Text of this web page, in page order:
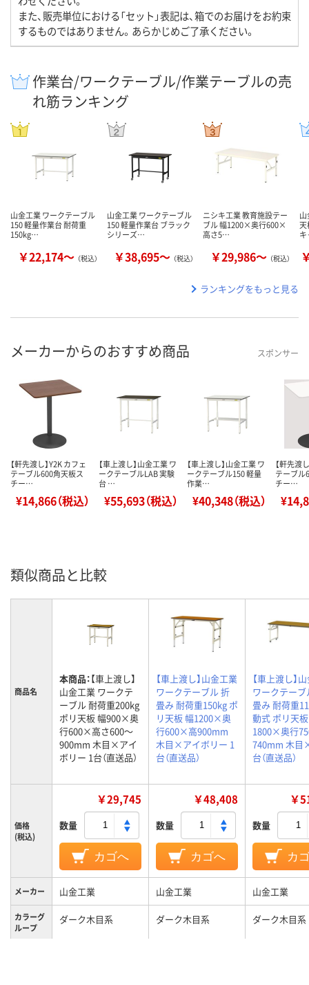
また、販売単位における「セット」表記は、箱でのお届けをお約束
するものではありません。あらかじめご了承ください。
作業台/ワークテーブル/作業テーブルの売
れ筋ランキング
山金工業 ワークテーブル
150 軽量作業台 耐荷重
150kg…
￥22,174～ （税込）
山金工業 ワークテーブル
150 軽量作業台 ブラック
シリーズ…
￥38,695～ （税込）
ニシキ工業 教育施設テー
ブル 幅1200×奥行600×
高さ5…
￥29,986～ （税込）
天
ランキングをもっと見る
メーカーからのおすすめ商品 スポンサー
【軒先渡し】Y2K カフェ
テーブル600角天板ス
チー…
¥14,866（税込）
【車上渡し】山金工業 ワ
ークテーブルLAB 実験
台 …
¥55,693（税込）
【車上渡し】山金工業 ワ
ークテーブル150 軽量
作業…
¥40,348（税込）
【軒先渡
テーブル
チー…
類似商品と比較
商品名
本商品：【車上渡し】
山金工業 ワークテ
ーブル 耐荷重200kg
ポリ天板 幅900×奥
行600×高さ600～
900mm 木目×アイ
ボリー 1台（直送品）
【車上渡し】山金工業
ワークテーブル 折
畳み 耐荷重150kg ポ
リ天板 幅1200×奥
行600×高900mm
木目×アイボリー 1
台（直送品）
【車上渡し】
ワークテーブ
畳み 耐荷重
動式 ポリ天
1800×奥行
740mm 木目
台（直送品）
価格
(税込)
￥29,745
数量
カゴへ
￥48,408
数量
カゴへ
￥
数量
カ
メーカー 山金工業 山金工業 山金工業
カラーグ
ループ
ダーク木目系 ダーク木目系 ダーク木目系